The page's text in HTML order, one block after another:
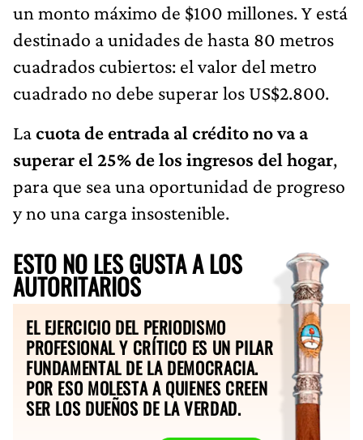
un monto máximo de $100 millones. Y está
destinado a unidades de hasta 80 metros
cuadrados cubiertos: el valor del metro
cuadrado no debe superar los US$2.800.
Lacuota de entrada al crédito no va a
superar el 25% de los ingresos del hogar,
para que sea una oportunidad de progreso
y no una carga insostenible.
ESTO NO LES GUSTA A LOS
AUTORITARIOS
EL EJERCICIO DEL PERIODISMO
PROFESIONAL Y CRÍTICO ES UN PILAR
FUNDAMENTAL DE LA DEMOCRACIA.
POR ESO MOLESTA A QUIENES CREEN
SER LOS DUEÑOS DE LA VERDAD.